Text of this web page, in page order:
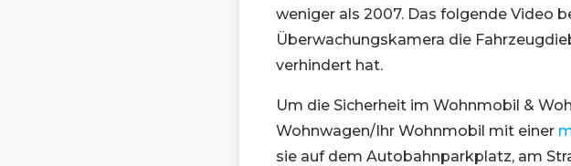
weniger als 2007. Das folgende Video
Überwachungskamera die
verhindert hat.
Um die Sicherheit im Wohnmobil &
Wohnwagen/Ihr Wohnmobil mit einer
sie auf dem Autobahnparkplatz, am